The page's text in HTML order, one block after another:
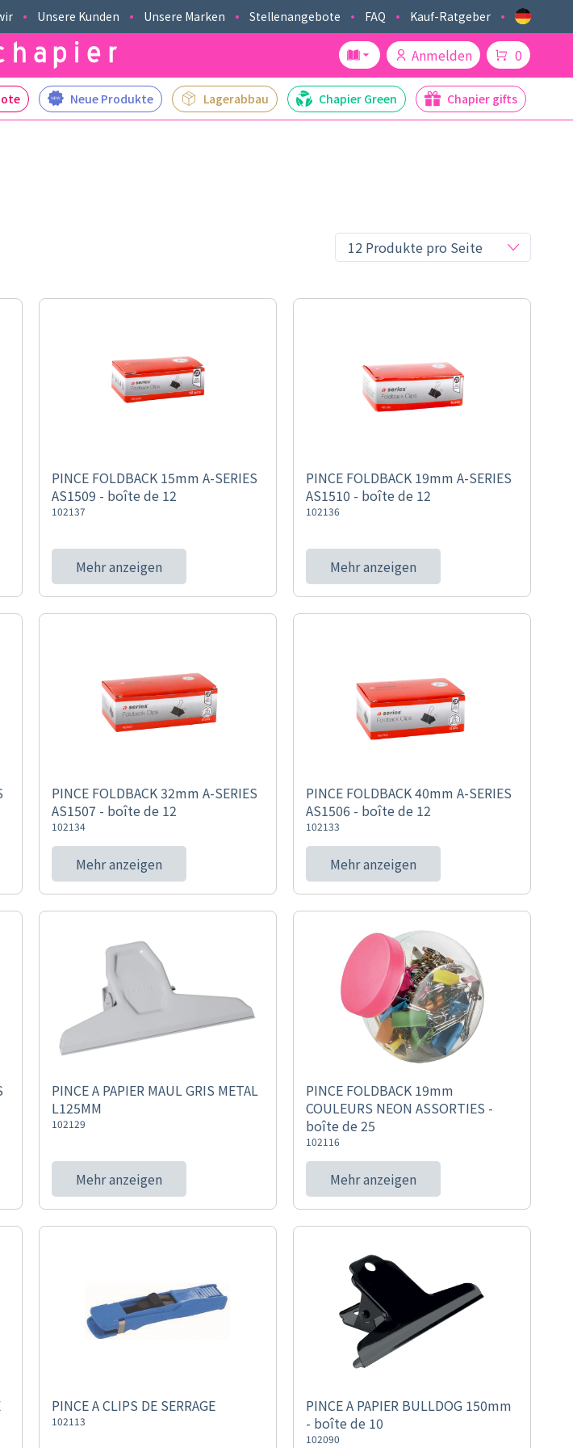
Unsere Kunden Unsere Marken Stellenangebote FAQ Kauf-Ratgeber
Anmelden 0
Neue Produkte Lagerabbau Chapier Green Chapier gifts
PINCE FOLDBACK 15mm A-SERIES
AS1509 - boîte de 12
102137
Mehr anzeigen
PINCE FOLDBACK 19mm A-SERIES
AS1510 - boîte de 12
102136
Mehr anzeigen
PINCE FOLDBACK 32mm A-SERIES
AS1507 - boîte de 12
102134
Mehr anzeigen
PINCE FOLDBACK 40mm A-SERIES
AS1506 - boîte de 12
102133
Mehr anzeigen
PINCE A PAPIER MAUL GRIS METAL
L125MM
102129
Mehr anzeigen
PINCE FOLDBACK 19mm
COULEURS NEON ASSORTIES -
boîte de 25
102116
Mehr anzeigen
PINCE A CLIPS DE SERRAGE
102113
PINCE A PAPIER BULLDOG 150mm
- boîte de 10
102090